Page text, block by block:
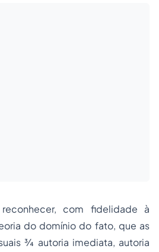
com fidelidade à
do domínio do fato, que as
¾ autoria imediata, autoria